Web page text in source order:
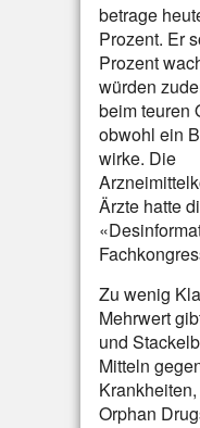
betrage
Prozent. Er
Prozent
würden
beim teuren
obwohl ein
wirke. Die
Ärzte hatte
Zu wenig
Mehrwert
und
Mitteln
Orphan